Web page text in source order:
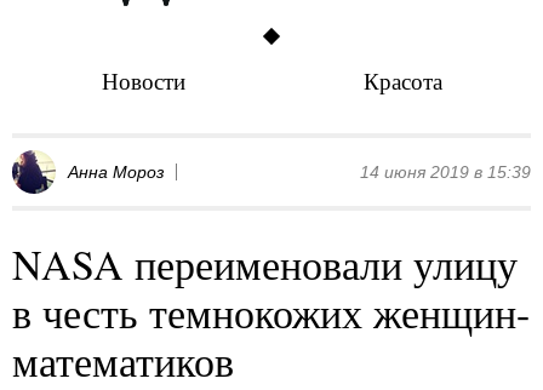
Новости Красота
Анна Мороз 14 июня 2019 в 15:39
NASA переименовали улицу
в честь темнокожих женщин-
математиков